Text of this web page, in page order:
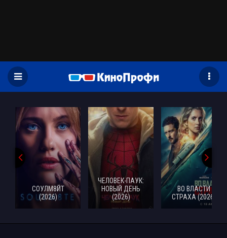
СОУЛМ8ЙТ
(2026)
ЧЕЛОВЕК-ПАУК:
НОВЫЙ ДЕНЬ
(2026)
ВО ВЛАСТИ
СТРАХА (2026)